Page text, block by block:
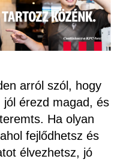
arról szól, hogy
érezd magad, és
Ha olyan
fejlődhetsz és
élvezhetsz, jó